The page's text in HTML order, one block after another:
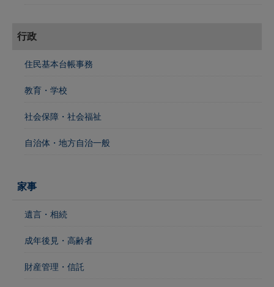
行政
住民基本台帳事務
教育・学校
社会保障・社会福祉
自治体・地方自治一般
家事
遺言・相続
成年後見・高齢者
財産管理・信託